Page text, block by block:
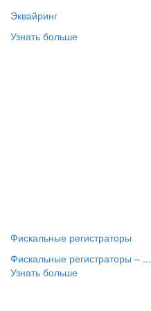
Эквайринг
Узнать больше
Фискальные регистраторы
Фискальные регистраторы – ...
Узнать больше